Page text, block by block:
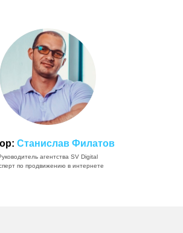
Станислав Филатов
агентства SV Digital
по продвижению в интернете